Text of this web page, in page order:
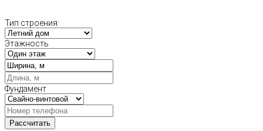
Тип строения:
Этажность
Фундамент